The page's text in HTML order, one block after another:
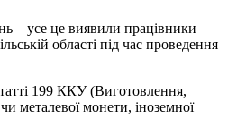
– усе це виявили працівники
області під час проведення
199 ККУ (Виготовлення,
металевої монети, іноземної